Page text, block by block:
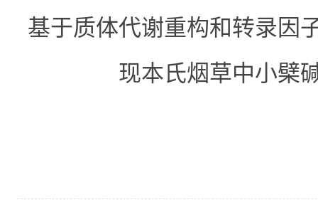
基于质体代谢重构和转录因
现本氏烟草中小檗